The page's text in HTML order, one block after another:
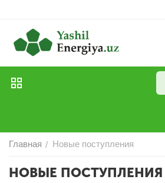
Главная / Новые поступления
НОВЫЕ ПОСТУПЛЕНИЯ